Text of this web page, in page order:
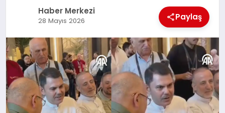
Haber Merkezi
28 Mayıs 2026 Paylaş